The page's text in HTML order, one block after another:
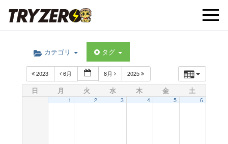
t
カテゴリ タグ
2023 6月 8月 2025
日 月 火 水 木 金 土
1 2 3 4 5 6